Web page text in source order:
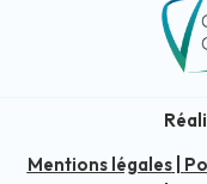
Mentions légales|